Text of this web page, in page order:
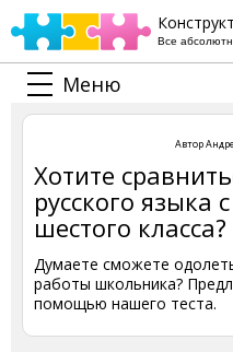
Все
Меню
Автор
Хотите
русского языка
шестого класса?
Думаете сможете
работы школьника?
помощью нашего теста.